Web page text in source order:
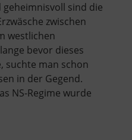
sind die
zwischen
westlichen
bevor dieses
suchte man schon
in der Gegend.
NS-Regime wurde